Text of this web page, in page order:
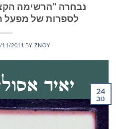
נבחרה "הרשימה
לספרות של מפעל
11/2011 BY ZNOY
24
נוב